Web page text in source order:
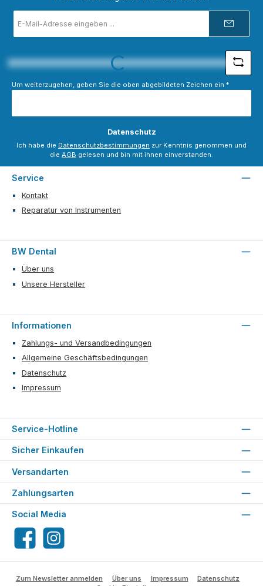
Mail-
Adresse
Loading...
Um weiterzugehen, geben Sie die oben abgebildeten Zeichen ein *
Datenschutz
Ich habe die Datenschutzbestimmungen zur Kenntnis genommen und
die AGB gelesen und bin mit ihnen einverstanden.
Service
Kontakt
Reparatur von Instrumenten
BW Dental
Über uns
Unsere Hersteller
Informationen
Zahlungs- und Versandbedingungen
Allgemeine Geschäftsbedingungen
Datenschutz
Impressum
Service-Hotline
Sicher Einkaufen
Versandarten
Zahlungsarten
Social Media
FacebookInstagram
Zum Newsletter anmelden Über uns Impressum
Datenschutz